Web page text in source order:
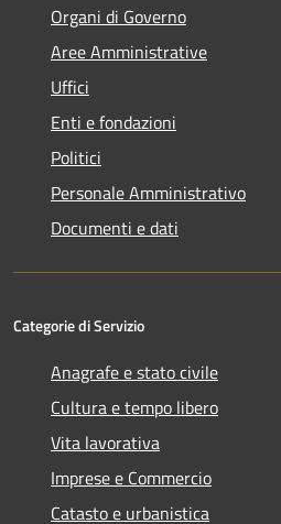
Organi di Governo
Aree Amministrative
Uffici
Enti e fondazioni
Politici
Personale Amministrativo
Documenti e dati
Categorie di Servizio
Anagrafe e stato civile
Cultura e tempo libero
Vita lavorativa
Imprese e Commercio
Catasto e urbanistica